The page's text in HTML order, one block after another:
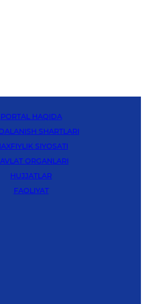
PORTAL HAQIDA
SHARTLARI
SIYOSATI
ORGANLARI
HUJJATLAR
FAOLIYAT